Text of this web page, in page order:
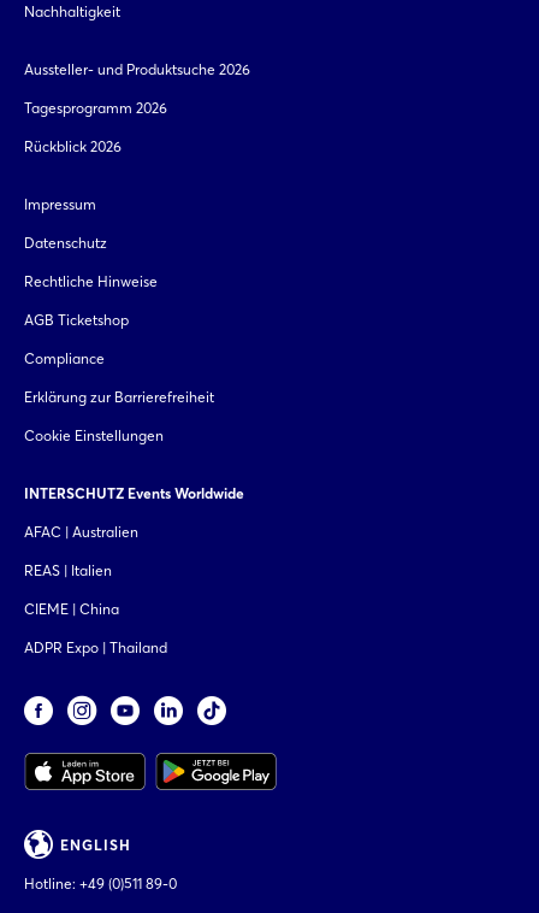
Nachhaltigkeit
Aussteller- und Produktsuche 2026
Tagesprogramm 2026
Rückblick 2026
Impressum
Datenschutz
Rechtliche Hinweise
AGB Ticketshop
Compliance
Erklärung zur Barrierefreiheit
Cookie Einstellungen
INTERSCHUTZ Events Worldwide
AFAC | Australien
REAS | Italien
CIEME | China
ADPR Expo | Thailand
ENGLISH
Hotline: +49 (0)511 89-0